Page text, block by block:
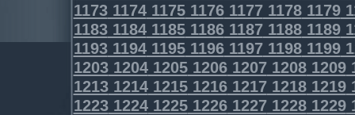
1173117411751176117711781179
1183118411851186118711881189
1193119411951196119711981199
1203120412051206120712081209
1213121412151216121712181219
1223122412251226122712281229